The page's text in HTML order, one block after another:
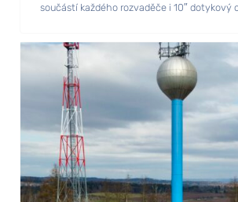
součástí každého rozvaděče i 10″ dotykový